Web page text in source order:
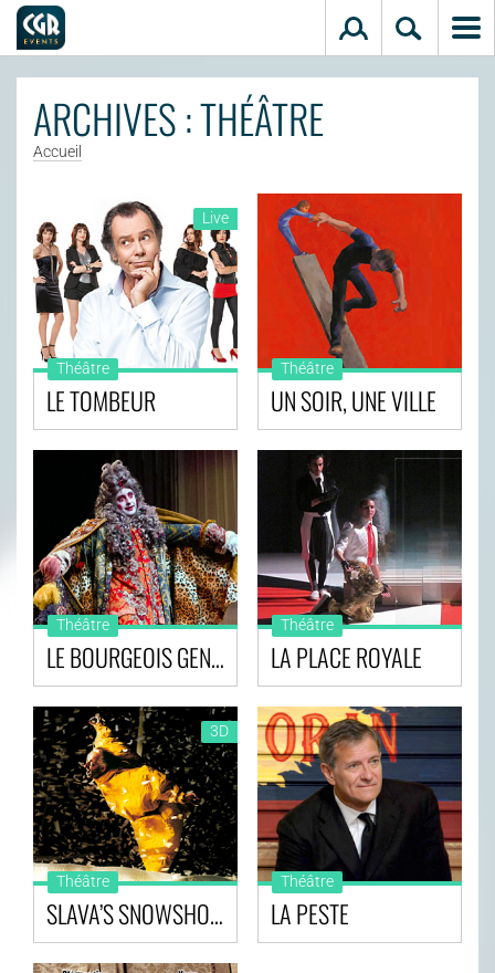
ARCHIVES : THÉÂTRE
Accueil
Live
Théâtre
LE TOMBEUR
Théâtre
UN SOIR, UNE VILLE
Théâtre
LE BOURGEOIS GENTILHOMME
Théâtre
LA PLACE ROYALE
3D
Théâtre
SLAVA’S SNOWSHOW 3D
Théâtre
LA PESTE